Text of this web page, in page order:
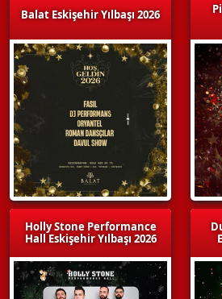
Balat Eskişehir Yılbaşı 2026
Holly Stone Performance
Hall Eskişehir Yılbaşı 2026